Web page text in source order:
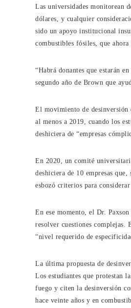
Las universidades monitorean
dólares, y cualquier
sido un apoyo institucional
combustibles fósiles, que
“Habrá donantes que estarán
segundo año de Brown que
El movimiento de desinversión
al menos a 2019, cuando los
deshiciera de “empresas
En 2020, un comité
deshiciera de 10 empresas
esbozó criterios para
En ese momento, el Dr.
resolver cuestiones complejas.
“nivel requerido de
La última propuesta de
Los estudiantes que protestan
fuego y citen la desinversión
hace veinte años y en